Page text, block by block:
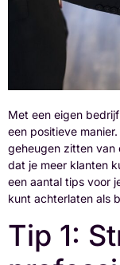
Met een eigen
een positieve
geheugen zitten van
dat je meer klanten
een aantal tips voor
kunt achterlaten als
Tip 1: